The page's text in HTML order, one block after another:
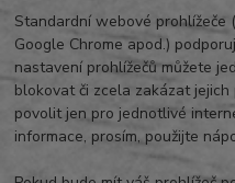
Standardní webové prohlížeče
Google Chrome apod.)
nastavení prohlížečů můžete
blokovat či zcela zakázat
povolit jen pro jednotlivé
informace, prosím, použijte